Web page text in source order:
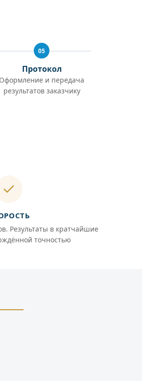
05
Протокол
Оформление и передача
результатов заказчику
Результаты в кратчайшие
точностью